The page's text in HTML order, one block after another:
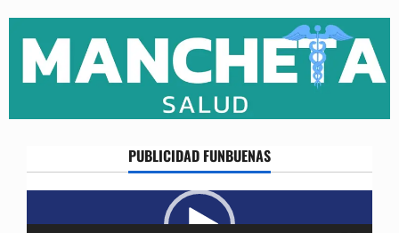
content
PUBLICIDAD FUNBUENAS
Reproductor
de